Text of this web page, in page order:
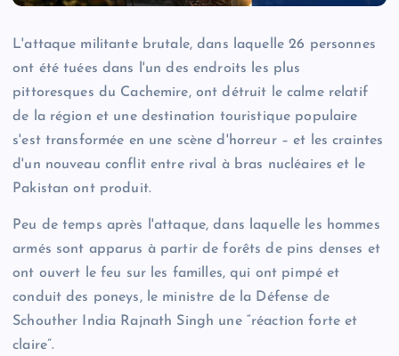
L'attaque militante brutale, dans laquelle 26 personnes
ont été tuées dans l'un des endroits les plus
pittoresques du Cachemire, ont détruit le calme relatif
de la région et une destination touristique populaire
s'est transformée en une scène d'horreur – et les craintes
d'un nouveau conflit entre rival à bras nucléaires et le
Pakistan ont produit.
Peu de temps après l'attaque, dans laquelle les hommes
armés sont apparus à partir de forêts de pins denses et
ont ouvert le feu sur les familles, qui ont pimpé et
conduit des poneys, le ministre de la Défense de
Schouther India Rajnath Singh une “réaction forte et
claire”.